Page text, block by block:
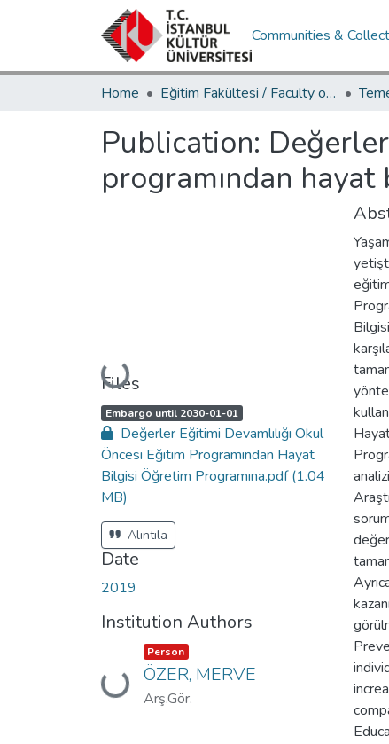
Communities &
Home Eğitim Fakültesi / Faculty of Education
Publication:
programından
Loading...
Files
A
c
c
e
s
s
a
u
s
Embargo until 2030-01-01,
Değerler Eğitimi Devamlılığı Okul
Öncesi Eğitim Programından Hayat
Bilgisi Öğretim Programına.pdf(1.04
MB)
Alıntıla
Date
2019
Institution Authors
Loading...
Item type:
Person ,
ÖZER, MERVE
Arş.Gör.